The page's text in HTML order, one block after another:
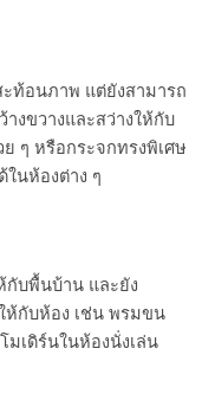
ะท้อนภาพ แต่ยังสามารถ
งขวางและสว่างให้กับ
ๆ หรือกระจกทรงพิเศษ
ในห้องต่าง ๆ
บพื้นบ้าน และยัง
ห้กับห้อง เช่น พรมขน
เดิร์นในห้องนั่งเล่น